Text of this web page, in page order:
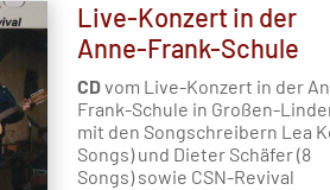
Live-Konzert in der
Anne-Frank-Schule
CDvom Live-Konzert in der
Frank-Schule in Großen-
mit den Songschreibern Lea
Songs) und Dieter Schäfer (8
Songs) sowie CSN-Revival